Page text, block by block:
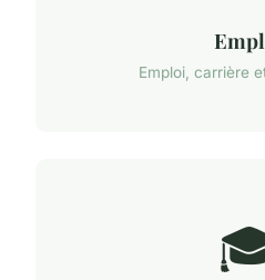
Emploi, carrière